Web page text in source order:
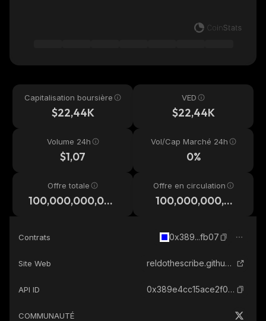
Capitalisation boursière
$22,44K
VED
$22,44K
Volume 24h
$1,07
Vol/Cap Marché 24h
0%
Offre totale
100,000,000,00
Offre en circulation
100,000,000,00
Contrats 0x389...fb07
Site Web reldothescribe.github.io
API ID 0x389e4cc15ace2f0993d61f0ff52c1f424915fb07_base
COMMUNAUTÉ